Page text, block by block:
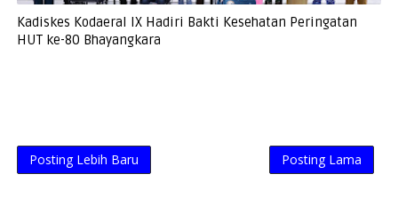
Kadiskes Kodaeral IX Hadiri Bakti Kesehatan Peringatan
HUT ke-80 Bhayangkara
Posting Lebih Baru Posting Lama